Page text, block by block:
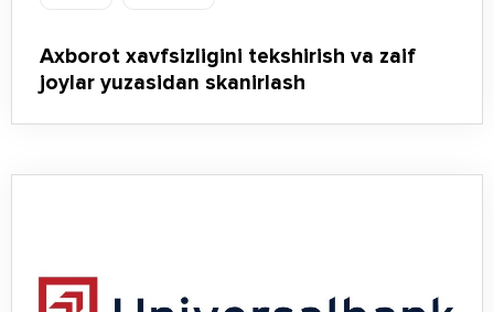
Axborot xavfsizligini tekshirish va zaif
joylar yuzasidan skanirlash